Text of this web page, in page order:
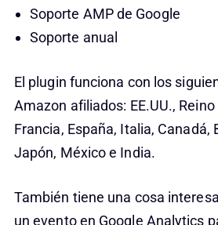
Soporte AMP de Google
Soporte anual
El plugin funciona con los
Amazon afiliados: EE.UU.,
Francia, España, Italia, Canadá,
Japón, México e India.
También tiene una cosa
un evento en Google Analytics